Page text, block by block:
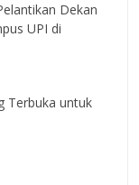
Dekan
UPI di
Terbuka untuk